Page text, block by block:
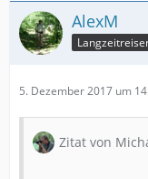
AlexM
5. Dezember 2017 um
Zitat von